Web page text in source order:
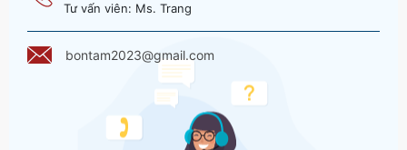
Tư vấn viên: Ms. Trang
bontam2023@gmail.com